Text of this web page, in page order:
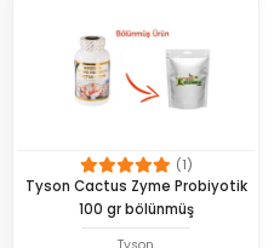
(1)
Tyson Cactus Zyme Probiyotik
100 gr bölünmüş